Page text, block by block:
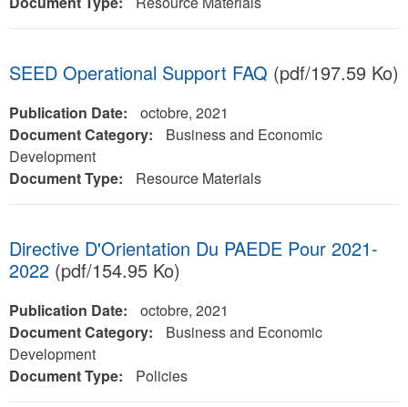
SEED Operational Support FAQ (pdf/197.59 Ko)
Publication Date:
octobre, 2021
Document Category:
Business and Economic
Development
Document Type:
Resource Materials
Directive D'Orientation Du PAEDE Pour 2021-
2022 (pdf/154.95 Ko)
Publication Date:
octobre, 2021
Document Category:
Business and Economic
Development
Document Type:
Policies